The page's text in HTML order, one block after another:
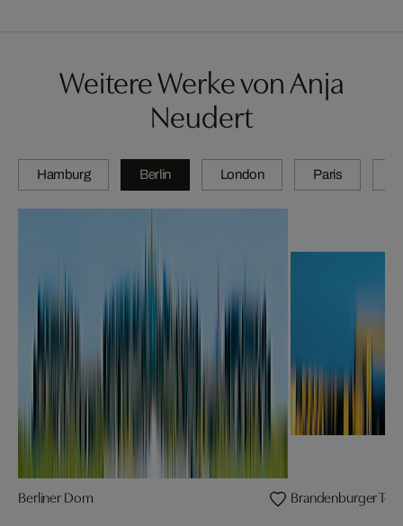
Weitere Werke von Anja
Neudert
Hamburg Berlin London Paris
Berliner Dom Brandenburger Tor